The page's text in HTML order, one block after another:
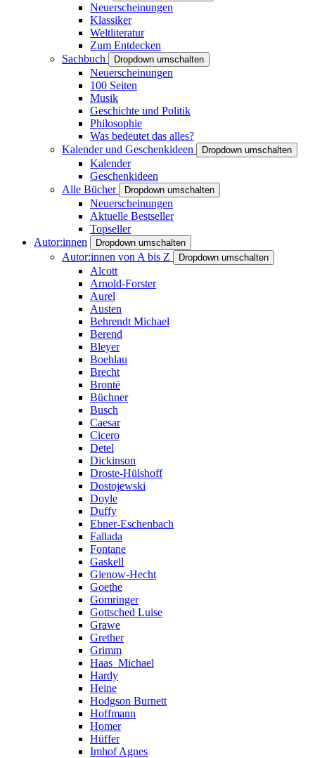
Neuerscheinungen
Klassiker
Weltliteratur
Zum Entdecken
Sachbuch
Dropdown umschalten
Neuerscheinungen
100 Seiten
Musik
Geschichte und Politik
Philosophie
Was bedeutet das alles?
Kalender und Geschenkideen
Dropdown umschalten
Kalender
Geschenkideen
Alle Bücher
Dropdown umschalten
Neuerscheinungen
Aktuelle Bestseller
Topseller
Autor:innen
Dropdown umschalten
Autor:innen von A bis Z Dropdown umschalten
Alcott
Arnold-Forster
Aurel
Austen
Behrendt Michael
Berend
Bleyer
Boehlau
Brecht
Brontë
Büchner
Busch
Caesar
Cicero
Detel
Dickinson
Droste-Hülshoff
Dostojewski
Doyle
Duffy
Ebner-Eschenbach
Fallada
Fontane
Gaskell
Gienow-Hecht
Goethe
Gomringer
Gottsched Luise
Grawe
Grether
Grimm
Haas_Michael
Hardy
Heine
Hodgson Burnett
Hoffmann
Homer
Hüffer
Imhof Agnes